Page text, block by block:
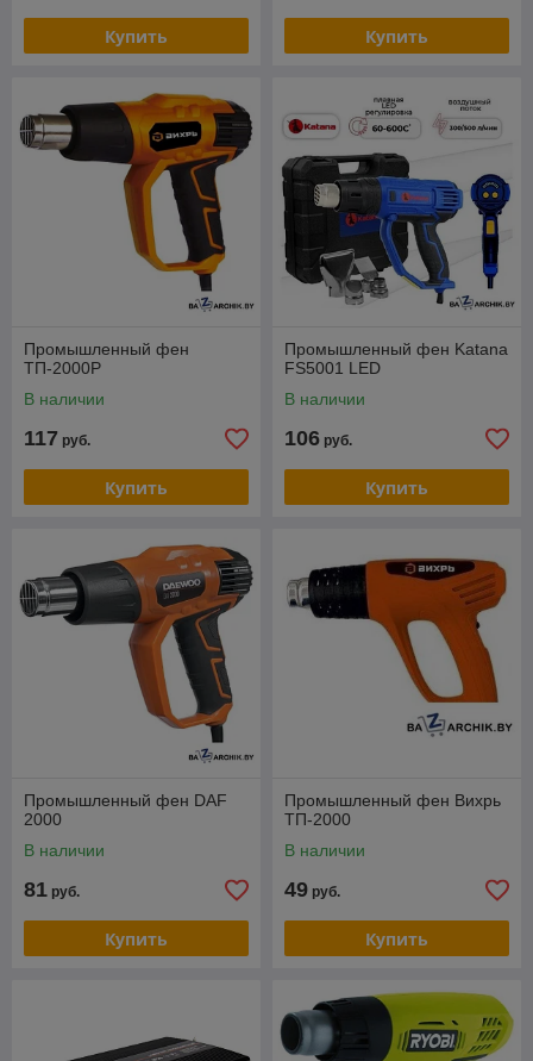
Купить Купить
Промышленный фен
ТП-2000Р
В наличии
117 руб.
Купить
Промышленный фен Katana
FS5001 LED
В наличии
106 руб.
Купить
Промышленный фен DAF
2000
В наличии
81 руб.
Купить
Промышленный фен Вихрь
ТП-2000
В наличии
49 руб.
Купить